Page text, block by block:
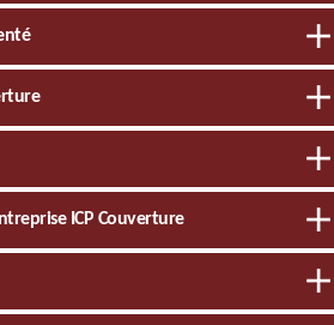
ICP Couverture